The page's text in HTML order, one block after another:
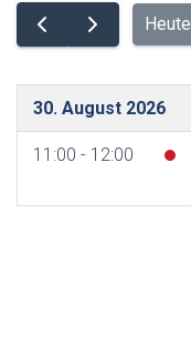
Heute
30. August 2026
11:00 - 12:00